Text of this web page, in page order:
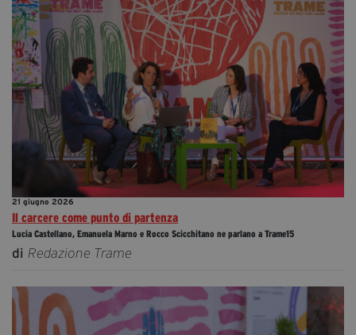
21 giugno 2026
Il carcere come punto di partenza
Lucia Castellano, Emanuela Marno e Rocco Scicchitano ne parlano a Trame15
di Redazione Trame